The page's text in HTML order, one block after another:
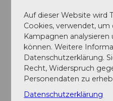
Öffentliche
Ab Luzern oder
Express nach Giswil.
Autor:in
Auf dieser Website wird
Cookies, verwendet,
Kampagnen
können. Weitere
Datenschutzerklärung.
Recht, Widerspruch
Personendaten zu
Datenschutzerklärung